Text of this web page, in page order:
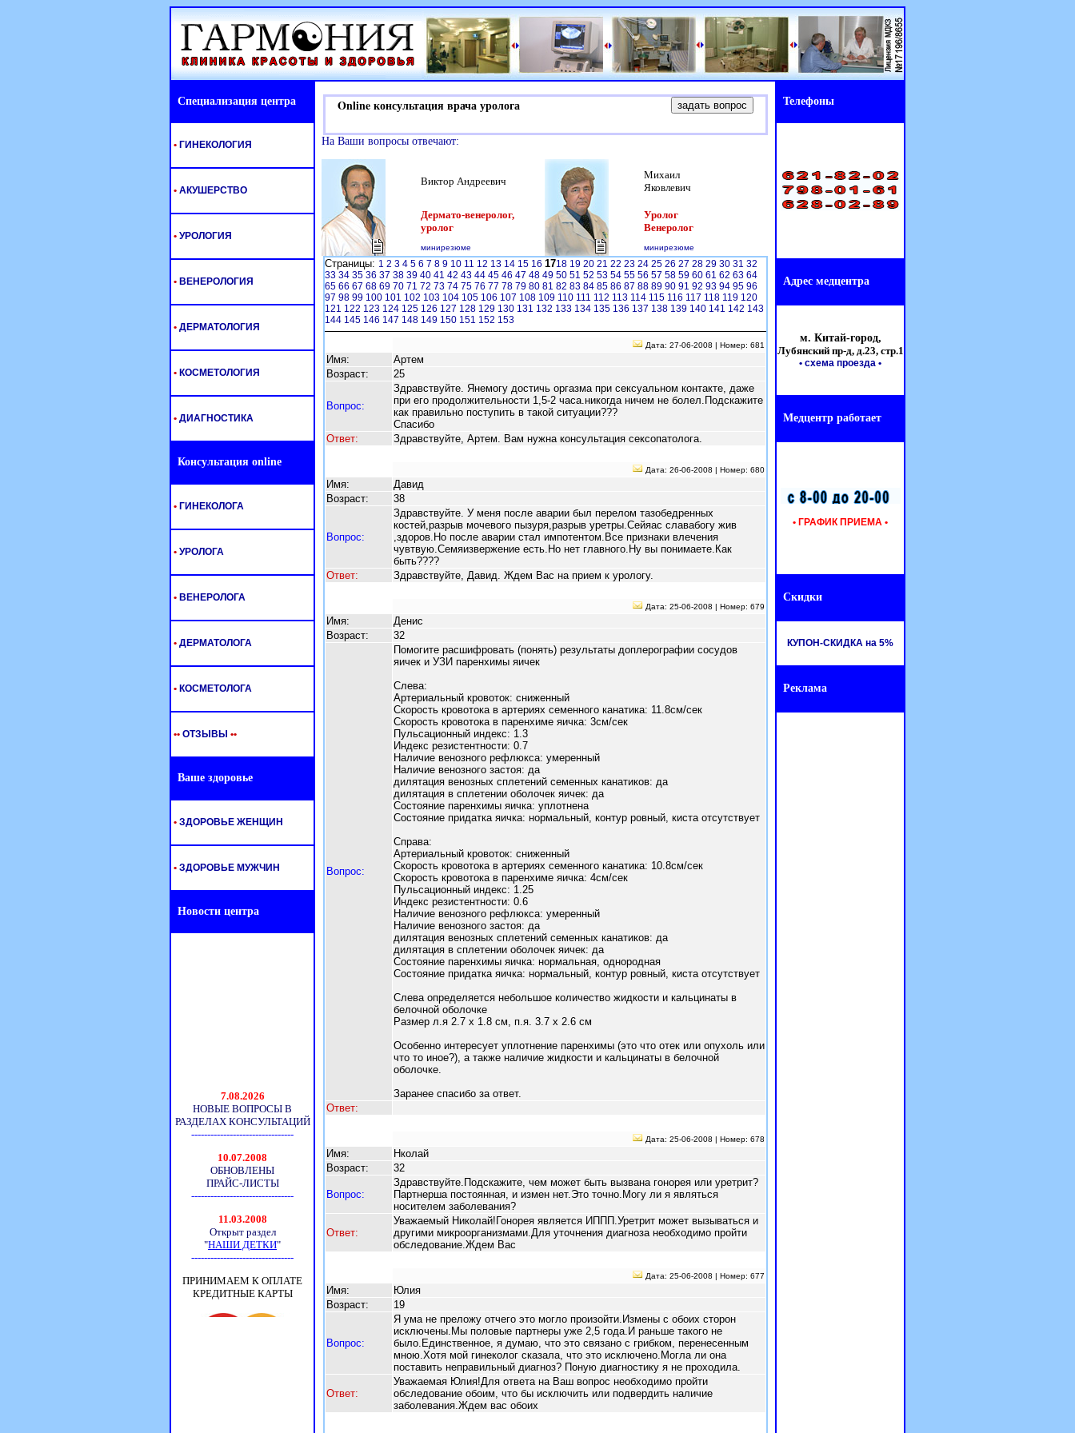
Специализация центра Online консультация врача уролога
На Ваши вопросы отвечают:
Виктор Андреевич
Михаил
Яковлевич
Дермато-венеролог,
уролог
Уролог
Венеролог
минирезюме минирезюме
Страницы: 1 2 3 4 5 6 7 8 9 10 11 12 13 14 15 16 1718 19 20 21 22 23 24 25 26 27 28 29 30 31 32
33 34 35 36 37 38 39 40 41 42 43 44 45 46 47 48 49 50 51 52 53 54 55 56 57 58 59 60 61 62 63 64
65 66 67 68 69 70 71 72 73 74 75 76 77 78 79 80 81 82 83 84 85 86 87 88 89 90 91 92 93 94 95 96
97 98 99 100 101 102 103 104 105 106 107 108 109 110 111 112 113 114 115 116 117 118 119 120
121 122 123 124 125 126 127 128 129 130 131 132 133 134 135 136 137 138 139 140 141 142 143
144 145 146 147 148 149 150 151 152 153
Дата: 27-06-2008 | Номер: 681
Имя:
Артем
Возраст:
25
Вопрос:
Здравствуйте. Янемогу достичь оргазма при сексуальном контакте, даже
при его продолжительности 1,5-2 часа.никогда ничем не болел.Подскажите
как правильно поступить в такой ситуации???
Спасибо
Ответ:
Здравствуйте, Артем. Вам нужна консультация сексопатолога.
Дата: 26-06-2008 | Номер: 680
Имя:
Давид
Возраст:
38
Вопрос:
Здравствуйте. У меня после аварии был перелом тазобедренных
костей,разрыв мочевого пызуря,разрыв уретры.Сейяас славабогу жив
,здоров.Но после аварии стал импотентом.Все признаки влечения
чувтвую.Семяизвержение есть.Но нет главного.Ну вы понимаете.Как
быть????
Ответ:
Здравствуйте, Давид. Ждем Вас на прием к урологу.
Дата: 25-06-2008 | Номер: 679
Имя:
Денис
Возраст:
32
Вопрос:
Помогите расшифровать (понять) результаты доплерографии сосудов
яичек и УЗИ паренхимы яичек
Слева:
Артериальный кровоток: сниженный
Скорость кровотока в артериях семенного канатика: 11.8см/сек
Скорость кровотока в паренхиме яичка: 3см/сек
Пульсационный индекс: 1.3
Индекс резистентности: 0.7
Наличие венозного рефлюкса: умеренный
Наличие венозного застоя: да
дилятация венозных сплетений семенных канатиков: да
дилятация в сплетении оболочек яичек: да
Состояние паренхимы яичка: уплотнена
Состояние придатка яичка: нормальный, контур ровный, киста отсутствует
Справа:
Артериальный кровоток: сниженный
Скорость кровотока в артериях семенного канатика: 10.8см/сек
Скорость кровотока в паренхиме яичка: 4см/сек
Пульсационный индекс: 1.25
Индекс резистентности: 0.6
Наличие венозного рефлюкса: умеренный
Наличие венозного застоя: да
дилятация венозных сплетений семенных канатиков: да
дилятация в сплетении оболочек яичек: да
Состояние паренхимы яичка: нормальная, однородная
Состояние придатка яичка: нормальный, контур ровный, киста отсутствует
Слева определяется небольшое количество жидкости и кальцинаты в
белочной оболочке
Размер л.я 2.7 х 1.8 см, п.я. 3.7 х 2.6 см
Особенно интересует уплотнение паренхимы (это что отек или опухоль или
что то иное?), а также наличие жидкости и кальцинаты в белочной
оболочке.
Заранее спасибо за ответ.
Ответ:
Дата: 25-06-2008 | Номер: 678
Имя:
Нколай
Возраст:
32
Вопрос:
Здравствуйте.Подскажите, чем может быть вызвана гонорея или уретрит?
Партнерша постоянная, и измен нет.Это точно.Могу ли я являться
носителем заболевания?
Ответ:
Уважаемый Николай!Гонорея является ИППП.Уретрит может вызываться и
другими микроорганизмами.Для уточнения диагноза необходимо пройти
обследование.Ждем Вас
Дата: 25-06-2008 | Номер: 677
Имя:
Юлия
Возраст:
19
Вопрос:
Я ума не преложу отчего это могло произойти.Измены с обоих сторон
исключены.Мы половые партнеры уже 2,5 года.И раньше такого не
было.Единственное, я думаю, что это связано с грибком, перенесенным
мною.Хотя мой гинеколог сказала, что это исключено.Могла ли она
поставить неправильный диагноз? Поную диагностику я не проходила.
Ответ:
Уважаемая Юлия!Для ответа на Ваш вопрос необходимо пройти
обследование обоим, что бы исключить или подвердить наличие
заболевания.Ждем вас обоих
Телефоны
• ГИНЕКОЛОГИЯ
• АКУШЕРСТВО
• УРОЛОГИЯ
• ВЕНЕРОЛОГИЯ Адрес медцентра
• ДЕРМАТОЛОГИЯ
м. Китай-город,
Лубянский пр-д, д.23, стр.1
• схема проезда •
• КОСМЕТОЛОГИЯ
• ДИАГНОСТИКА Медцентр работает
Консультация online
• ГРАФИК ПРИЕМА •
• ГИНЕКОЛОГА
• УРОЛОГА
• ВЕНЕРОЛОГА Скидки
• ДЕРМАТОЛОГА КУПОН-СКИДКА на 5%
• КОСМЕТОЛОГА Реклама
•• ОТЗЫВЫ ••
Ваше здоровье
• ЗДОРОВЬЕ ЖЕНЩИН
• ЗДОРОВЬЕ МУЖЧИН
Новости центра